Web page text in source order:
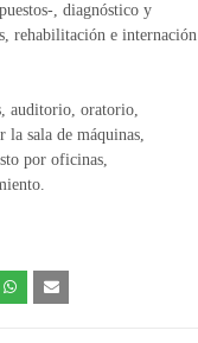
, diagnóstico y
rehabilitación e internación
auditorio, oratorio,
sala de máquinas,
por oficinas,